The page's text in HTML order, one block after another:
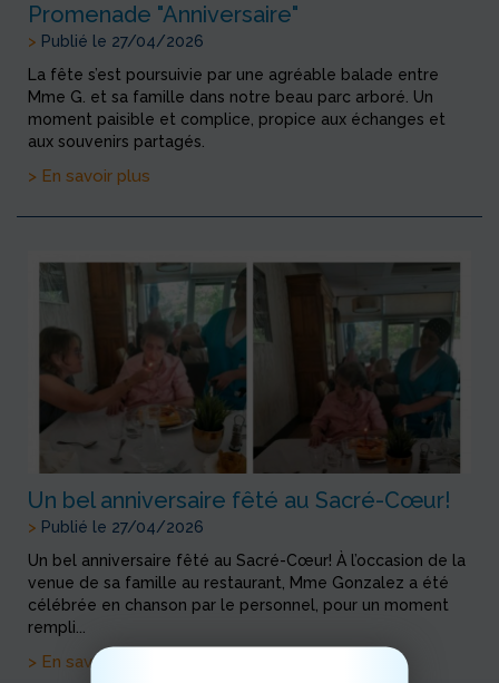
Promenade "Anniversaire"
> Publié le 27/04/2026
La fête s’est poursuivie par une agréable balade entre
Mme G. et sa famille dans notre beau parc arboré. Un
moment paisible et complice, propice aux échanges et
aux souvenirs partagés.
> En savoir plus
Un bel anniversaire fêté au Sacré-Cœur!
> Publié le 27/04/2026
Un bel anniversaire fêté au Sacré-Cœur! À l’occasion de la
venue de sa famille au restaurant, Mme Gonzalez a été
célébrée en chanson par le personnel, pour un moment
rempli...
> En savoir plus